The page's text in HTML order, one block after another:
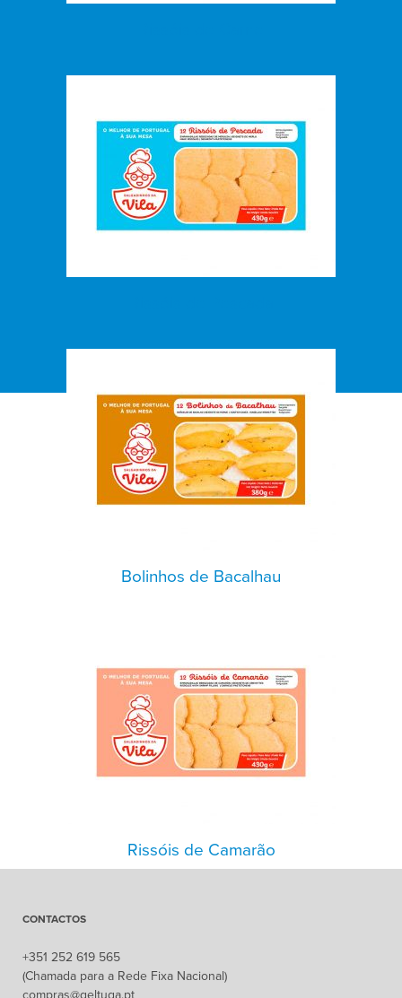
Bolinhos de Bacalhau
Rissóis de Camarão
CONTACTOS
+351 252 619 565
(Chamada para a Rede Fixa Nacional)
compras@geltuga.pt